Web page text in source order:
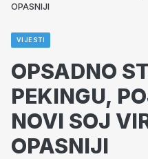
OPASNIJI
VIJESTI
OPSADNO
PEKINGU,
NOVI SOJ
OPASNIJI